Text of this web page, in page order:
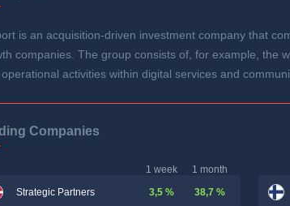
is an acquisition-driven investment company that
companies. The group consists of, for example, the
activities within digital services and
Companies
1 week
1 month
Strategic Partners
3,5 % 38,7 %